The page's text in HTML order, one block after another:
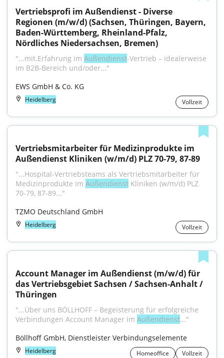
Vertriebsprofi im Außendienst - Diverse
Regionen (m/w/d) (Sachsen, Thüringen, Bayern,
Baden-Württemberg, Rheinland-Pfalz,
Nördliches Niedersachsen, Bremen)
"...mit.Erfahrung im Außendienst-Vertrieb – idealerweise
im B2B-Bereich und/oder..."
EWS GmbH & Co. KG
Heidelberg Vollzeit
Vertriebsmitarbeiter für Medizinprodukte im
Außendienst Kliniken (w/m/d) PLZ 70-79, 87-89
"...Hospital-Vertriebsteams als Vertriebsmitarbeiter für
Medizinprodukte im Außendienst Kliniken (w/m/d) PLZ
70-79, 87-89..."
TZMO Deutschland GmbH
Heidelberg Vollzeit
Account Manager im Außendienst (m/w/d) für
das Vertriebsgebiet Sachsen / Sachsen-Anhalt /
Thüringen
"...Über uns BÖLLHOFF – Begeisterung für erfolgreiche
Verbindungen Account Manager im Außendienst..."
Böllhoff GmbH, Dienstleister Verbindungselemente
Heidelberg Homeoffice Vollzeit